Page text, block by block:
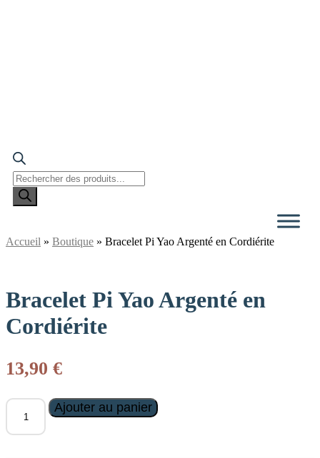
Recherche
de
Accueil » Boutique » Bracelet Pi Yao Argenté en Cordiérite
Bracelet Pi Yao Argenté en
Cordiérite
13,90 €
quantité
Bracelet
Ajouter au panier